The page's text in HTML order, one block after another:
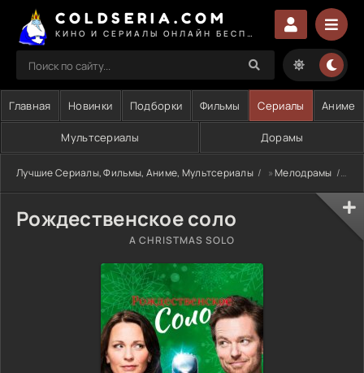
COLDSERIA.COM
Главная Новинки Подборки Фильмы Сериалы Аниме
Мультсериалы Дорамы
Лучшие Сериалы, Фильмы, Аниме, Мультсериалы »Мелодрамы »
Рождественское соло
A CHRISTMAS SOLO